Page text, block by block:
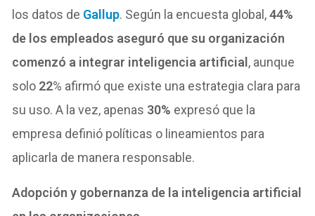
los datos de Gallup. Según la encuesta global,44%
de los empleados aseguró que su organización
comenzó a integrar inteligencia artificial , aunque
solo 22% afirmó que existe una estrategia clara para
su uso. A la vez, apenas 30% expresó que la
empresa definió políticas o lineamientos para
aplicarla de manera responsable.
Adopción y gobernanza de la inteligencia artificial